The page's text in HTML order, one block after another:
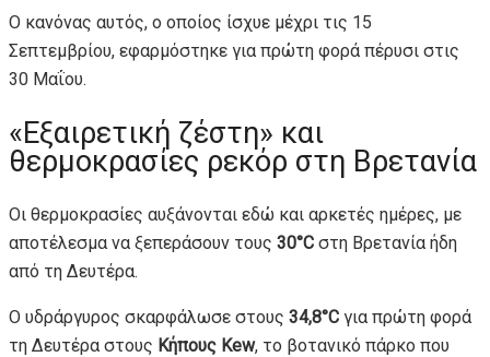
Ο κανόνας αυτός, ο οποίος ίσχυε μέχρι τις 15
Σεπτεμβρίου, εφαρμόστηκε για πρώτη φορά πέρυσι στις
30 Μαΐου.
«Εξαιρετική ζέστη» και
θερμοκρασίες ρεκόρ στη Βρετανία
Οι θερμοκρασίες αυξάνονται εδώ και αρκετές ημέρες, με
αποτέλεσμα να ξεπεράσουν τους 30°C στη Βρετανία ήδη
από τη Δευτέρα.
Ο υδράργυρος σκαρφάλωσε στους 34,8°C για πρώτη φορά
τη Δευτέρα στους Κήπους Kew, το βοτανικό πάρκο που